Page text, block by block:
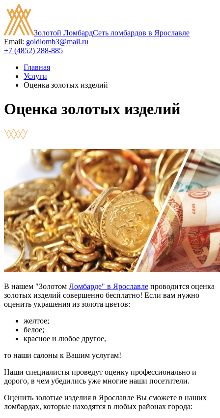
Золотой ЛомбардСеть ломбардов в Ярославле
Email: goldlomb3@mail.ru
+7 (4852) 288-885
Главная
Услуги
Оценка золотых изделий
Оценка золотых изделий
В нашем "Золотом Ломбарде" в Ярославле проводится оценка
золотых изделий совершенно бесплатно! Если вам нужно
оценить украшения из золота цветов:
желтое;
белое;
красное и любое другое,
то наши салоны к Вашим услугам!
Наши специалисты проведут оценку профессионально и
дорого, в чем убедились уже многие наши посетители.
Оценить золотые изделия в Ярославле Вы сможете в наших
ломбардах, которые находятся в любых районах города: